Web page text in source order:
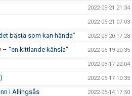
2022-05-21 21:34
2022-05-21 07:03
bästa som kan hända” 2022-05-20 17:28
”en kittlande känsla” 2022-05-19 20:35
2022-05-17 22:04
2022-05-17 10:35
i Allingsås 2022-05-14 17:50